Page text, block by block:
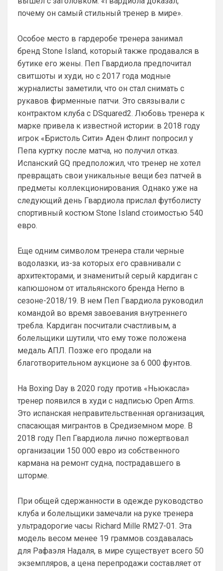
почему он самый стильный тренер в мире».
Особое место в гардеробе тренера занимал
бренд Stone Island, который также продавался в
бутике его жены. Пеп Гвардиола предпочитал
свитшоты и худи, но с 2017 года модные
журналисты заметили, что он стал снимать с
рукавов фирменные патчи. Это связывали с
контрактом клуба с DSquared2. Любовь тренера к
марке привела к известной истории: в 2018 году
игрок «Бристоль Сити» Аден Флинт попросил у
Пепа куртку после матча, но получил отказ.
Испанский GQ предположил, что тренер не хотел
превращать свои уникальные вещи без патчей в
предметы коллекционирования. Однако уже на
следующий день Гвардиола прислал футболисту
спортивный костюм Stone Island стоимостью 540
евро.
Еще одним символом тренера стали черные
водолазки, из-за которых его сравнивали с
архитекторами, и знаменитый серый кардиган с
капюшоном от итальянского бренда Herno в
сезоне-2018/19. В нем Пеп Гвардиола руководил
командой во время завоевания внутреннего
требла. Кардиган посчитали счастливым, а
болельщики шутили, что ему тоже положена
медаль АПЛ. Позже его продали на
благотворительном аукционе за 6 000 фунтов.
На Boxing Day в 2020 году против «Ньюкасла»
тренер появился в худи с надписью Open Arms.
Это испанская неправительственная организация,
спасающая мигрантов в Средиземном море. В
2018 году Пеп Гвардиола лично пожертвовал
организации 150 000 евро из собственного
кармана на ремонт судна, пострадавшего в
шторме.
При общей сдержанности в одежде руководство
клуба и болельщики замечали на руке тренера
ультрадорогие часы Richard Mille RM27-01. Эта
модель весом менее 19 граммов создавалась
для Рафаэля Надаля, в мире существует всего 50
экземпляров, а цена перепродажи составляет от
Должны смущать Лёлик и Болик, и черти
еже с ними.)
Аристократ• 19:07
Ответ для Britball
Мудрик и Гиттенс норм)
«Норм» от слова «нихрена подобного» ))
AndRey• 19:26
Ответ для Аристократ
Делап, Тосин, Фофана , и Гиттенс )
Это слова проклятия
SkyNet• 00:09
Ответ для Аристократ
Как раз таки это и плюс! )
Слава Богу, что хоть этого дебила Гео
тут нет. А то раз в полгода ёбнет какую-
нибудь хуйню. Хотя все его перлы уже
как по лекалам. Но всё равно кровь из
Аристократ• 00:47
Ответ для SkyNet
Слава Богу, что хоть этого дебила Гео тут
нет. А то раз в полгода ёбнет какую-нибудь
хуйню. Хотя все его перлы уже как п
Думаешь нет ?)А я думаю он наблюдает,
выжидает, и ждет подходящего
Ответ для Аристократ
выжидает, и ждет подходящего момента
для «удара»
Может для удава? ))
Ответ для SkyNet
Ааа, Кибер это ты , я только щас догнал
про Скайнет )
Britball• 01:48
блин узнаю наш старый добрый чат на
Челси)))
Britball• 01:50